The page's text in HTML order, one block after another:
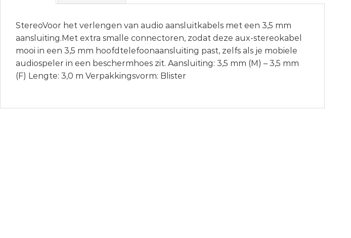
StereoVoor het verlengen van audio aansluitkabels met een 3,5 mm
aansluiting.Met extra smalle connectoren, zodat deze aux-stereokabel
mooi in een 3,5 mm hoofdtelefoonaansluiting past, zelfs als je mobiele
audiospeler in een beschermhoes zit. Aansluiting: 3,5 mm (M) – 3,5 mm
(F) Lengte: 3,0 m Verpakkingsvorm: Blister